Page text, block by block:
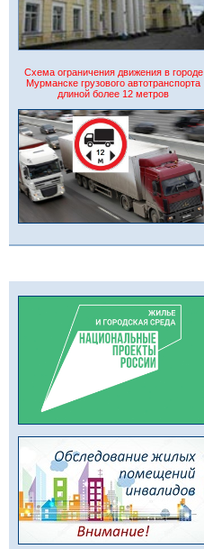
Схема ограничения движения в городе
Мурманске грузового автотранспорта
длиной более 12 метров